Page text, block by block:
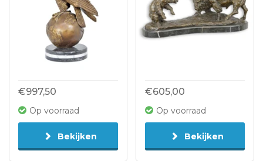
€997,50
Op voorraad
Bekijken
€605,00
Op voorraad
Bekijken